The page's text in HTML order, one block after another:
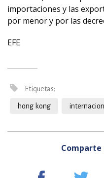
importaciones y las
por menor y por las
EFE
Etiquetas:
hong kong